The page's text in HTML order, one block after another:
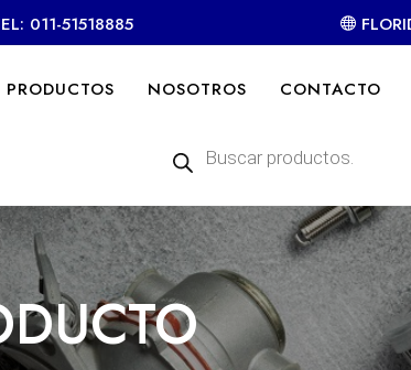
011-51518885
PRODUCTOS NOSOTROS CONTACTO
productos